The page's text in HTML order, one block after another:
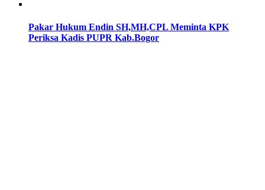
Pakar Hukum Endin SH,MH,CPL Meminta KPK
Periksa Kadis PUPR Kab.Bogor